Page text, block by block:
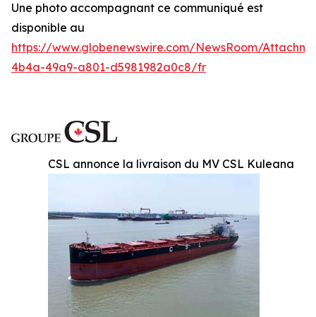
Une photo accompagnant ce communiqué est
disponible au
https://www.globenewswire.com/NewsRoom/
4b4a-49a9-a801-d5981982a0c8/fr
CSL annonce la livraison du MV CSL Kuleana